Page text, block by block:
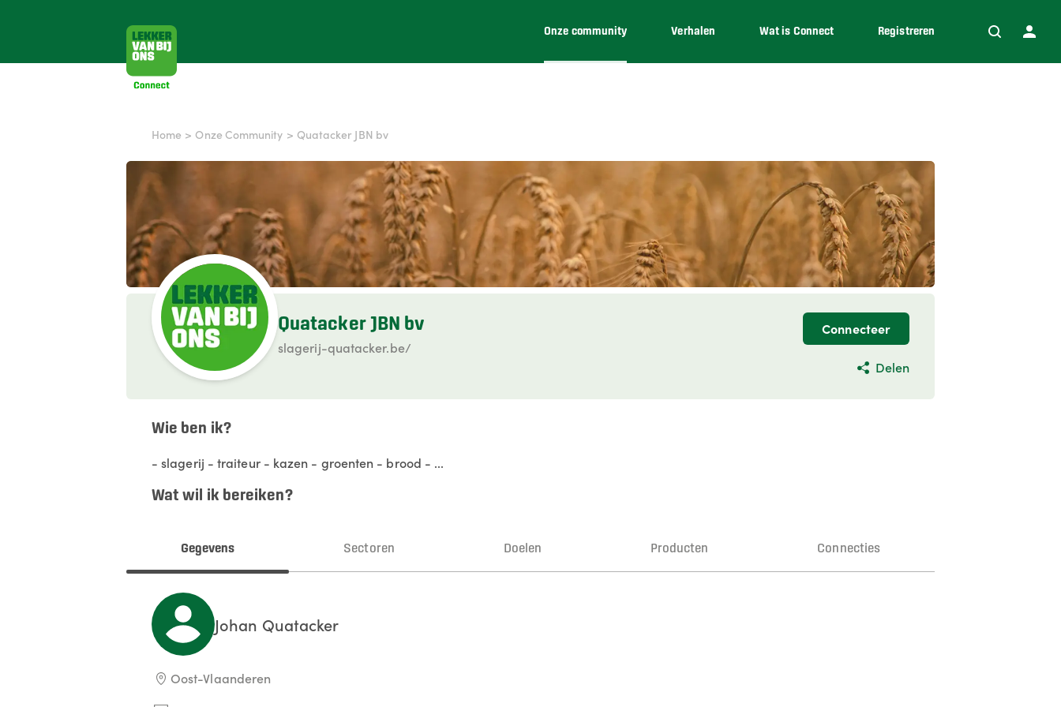
Onze community Verhalen Wat is Connect Registreren
Home > Onze Community > Quatacker JBN bv
Quatacker JBN bv
slagerij-quatacker.be/
Connecteer
Delen
Wie ben ik?
- slagerij - traiteur - kazen - groenten - brood - ...
Wat wil ik bereiken?
Gegevens Sectoren Doelen Producten Connecties
Johan Quatacker
Oost-Vlaanderen